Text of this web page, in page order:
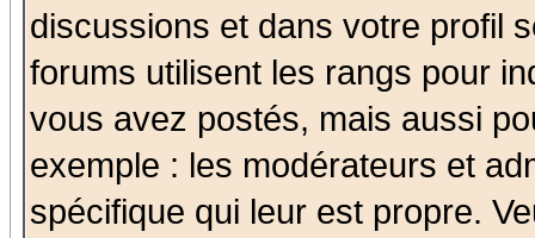
discussions et dans votre profil
forums utilisent les rangs pour
vous avez postés, mais aussi
exemple : les modérateurs et
spécifique qui leur est propre.